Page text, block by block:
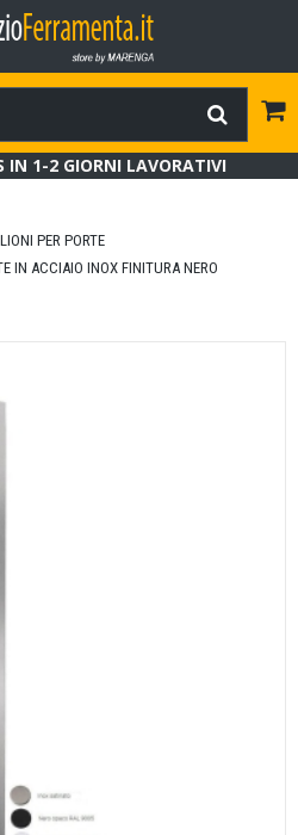
IN 1-2 GIORNI LAVORATIVI
PER PORTE
IN ACCIAIO INOX FINITURA NERO